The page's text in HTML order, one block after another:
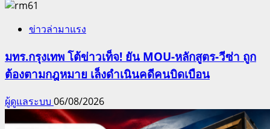
ข่าวล่ามาแรง
มทร.กรุงเทพ โต้ข่าวเท็จ! ยัน MOU-หลักสูตร-วีซ่า ถูก
ต้องตามกฎหมาย เล็งดำเนินคดีคนบิดเบือน
ผู้ดูแลระบบ 06/08/2026